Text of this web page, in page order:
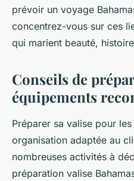
prévoir un voyage
concentrez-vous sur ces
qui marient beauté,
Conseils de
équipements
Préparer sa valise pour
organisation adaptée au
nombreuses activités à
préparation valise